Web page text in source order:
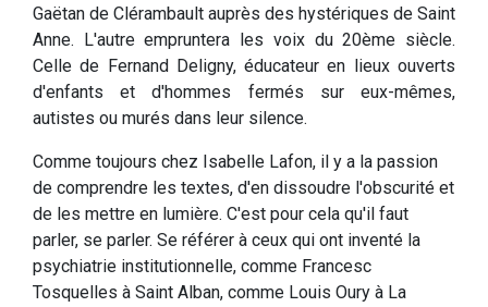
Gaëtan de Clérambault auprès des hystériques de Saint
Anne. L'autre empruntera les voix du 20ème siècle.
Celle de Fernand Deligny, éducateur en lieux ouverts
d'enfants et d'hommes fermés sur eux-mêmes,
autistes ou murés dans leur silence.
Comme toujours chez Isabelle Lafon, il y a la passion
de comprendre les textes, d'en dissoudre l'obscurité et
de les mettre en lumière. C'est pour cela qu'il faut
parler, se parler. Se référer à ceux qui ont inventé la
psychiatrie institutionnelle, comme Francesc
Tosquelles à Saint Alban, comme Louis Oury à La